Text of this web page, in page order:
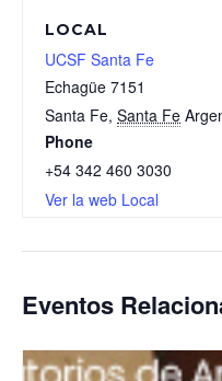
LOCAL
UCSF Santa Fe
Echagüe 7151
Santa Fe, Santa Fe
Phone
+54 342 460 3030
Ver la web Local
Eventos